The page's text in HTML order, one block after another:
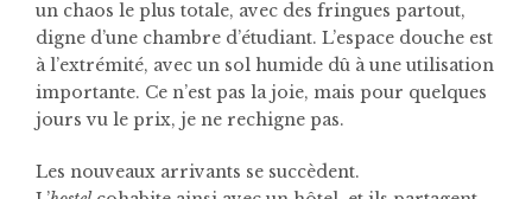
un chaos le plus totale, avec des fringues partout,
digne d’une chambre d’étudiant. L’espace douche est
à l’extrémité, avec un sol humide dû à une utilisation
importante. Ce n’est pas la joie, mais pour quelques
jours vu le prix, je ne rechigne pas.
Les nouveaux arrivants se succèdent.